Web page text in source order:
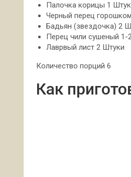
Палочка корицы 1
Черный перец
Бадьян (звездочка) 2
Перец чили сушеный 1-
Лаврвый лист 2 Штуки
Количество порций 6
Как